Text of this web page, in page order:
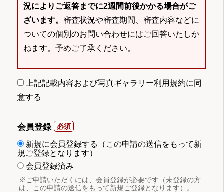
況によりご返答までに2週間前後かかる場合がご
ざいます。 審査状況や審査期間、審査内容などに
ついての個別のお問い合わせにはご回答いたしか
ねます。予めご了承ください。
上記記載内容および写真ギャラリー利用規約に同
意する
会員登録
新規に会員登録する（この申請の送信をもって新
規ご登録となります）
会員登録済み
※ご申請いただくには、会員登録が必要です（未登録の方
は、この申請の送信をもって新規ご登録となります）。